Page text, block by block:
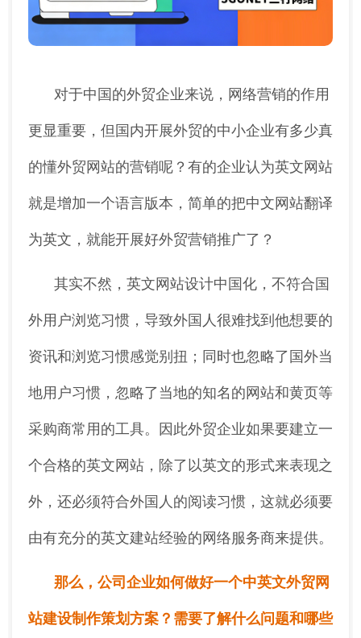
对于中国的外贸企业来说，网络营销的作用
更显重要，但国内开展外贸的中小企业有多少真
的懂外贸网站的营销呢？有的企业认为英文网站
就是增加一个语言版本，简单的把中文网站翻译
为英文，就能开展好外贸营销推广了？
其实不然，英文网站设计中国化，不符合国
外用户浏览习惯，导致外国人很难找到他想要的
资讯和浏览习惯感觉别扭；同时也忽略了国外当
地用户习惯，忽略了当地的知名的网站和黄页等
采购商常用的工具。因此外贸企业如果要建立一
个合格的英文网站，除了以英文的形式来表现之
外，还必须符合外国人的阅读习惯，这就必须要
由有充分的英文建站经验的网络服务商来提供。
那么，公司企业如何做好一个中英文外贸网
站建设制作策划方案？需要了解什么问题和哪些